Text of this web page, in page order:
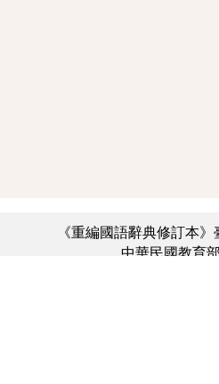
《重編國語辭典修訂本
中華民國教育